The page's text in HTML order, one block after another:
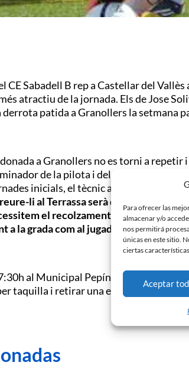
Para ofrecer las
almacenar y/o
nos permitirá
únicas en este sitio.
ciertas
Aceptar
CE Sabadell B rep a Castellar del
atractiu de la jornada. Els de Jose
patida a Granollers la setmana
a Granollers no es torni a
de la pilota i del joc associatiu.
inicials, el tècnic arlequinat no
li al Terrassa serà difícil.»»
el recolzament d»aquesta
a la grada com al jugador»»ha
al Municipal Pepín Valls de
taquilla i retirar una entrada a5,00€